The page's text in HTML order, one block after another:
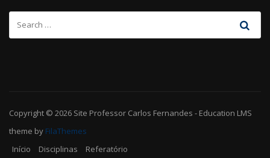
Copyright © 2026 Site Professor Carlos Fernandes - Education LMS
theme by FilaThemes
Início
Disciplinas Referatório